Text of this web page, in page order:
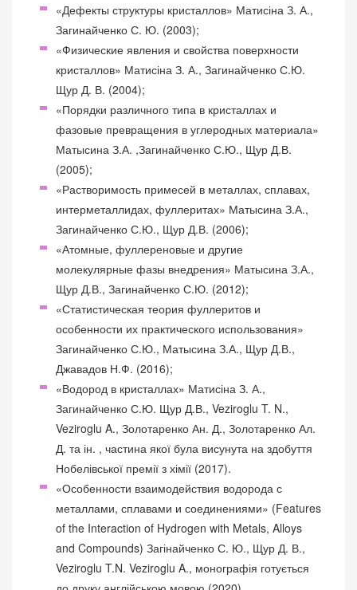
«Дефекты структуры кристаллов» Матисіна З. А.,
Загинайченко С. Ю. (2003);
«Физические явления и свойства поверхности
кристаллов» Матисіна З. А., Загинайченко С.Ю.
Щур Д. В. (2004);
«Порядки различного типа в кристаллах и
фазовые превращения в углеродных материала»
Матысина З.А. ,Загинайченко С.Ю., Щур Д.В.
(2005);
«Растворимость примесей в металлах, сплавах,
интерметаллидах, фуллеритах» Матысина З.А.,
Загинайченко С.Ю., Щур Д.В. (2006);
«Атомные, фуллереновые и другие
молекулярные фазы внедрения» Матысина З.А.,
Щур Д.В., Загинайченко С.Ю. (2012);
«Статистическая теория фуллеритов и
особенности их практического использования»
Загинайченко С.Ю., Матысина З.А., Щур Д.В.,
Джавадов Н.Ф. (2016);
«Водород в кристаллах» Матисіна З. А.,
Загинайченко С.Ю. Щур Д.В., Veziroglu T. N.,
Veziroglu A., Золотаренко Ан. Д., Золотаренко Ал.
Д. та ін. , частина якої була висунута на здобуття
Нобелівської премії з хімії (2017).
«Особенности взаимодействия водорода с
металлами, сплавами и соединениями» (Features
of the Interaction of Hydrogen with Metals, Alloys
and Compounds) Загінайченко С. Ю., Щур Д. В.,
Veziroglu T.N. Veziroglu A., монографія готується